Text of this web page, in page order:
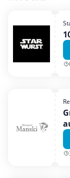
Mobilfunk &
Mode &
Shopping
Urlaub & Reise